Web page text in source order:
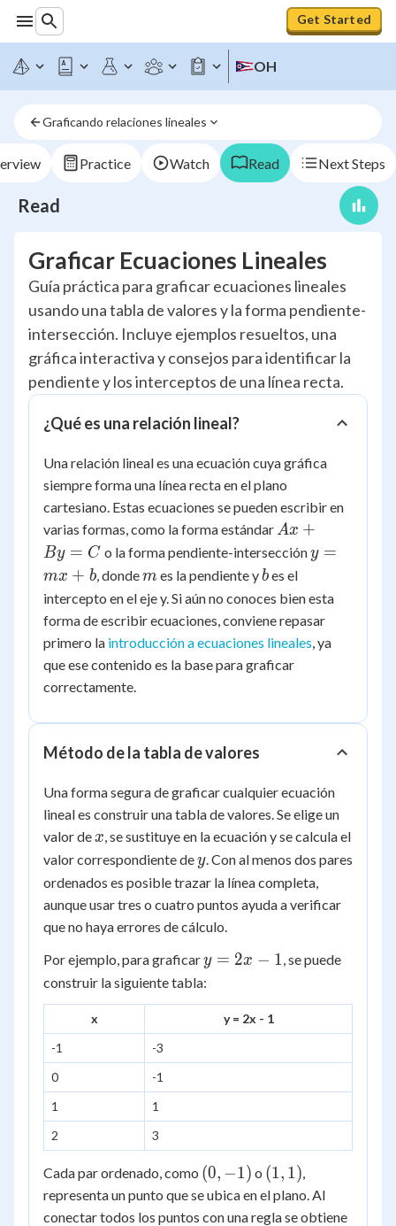
Get Started
OH
Graficando relaciones lineales
Practice Watch Read Next Steps
Read
Graficar Ecuaciones Lineales
Guía práctica para graficar ecuaciones lineales
usando una tabla de valores y la forma pendiente-
intersección. Incluye ejemplos resueltos, una
gráfica interactiva y consejos para identificar la
pendiente y los interceptos de una línea recta.
¿Qué es una relación lineal?
Una relación lineal es una ecuación cuya gráfica
siempre forma una línea recta en el plano
cartesiano. Estas ecuaciones se pueden escribir en
varias formas, como la forma estándar Ax
+
By
C
Ax +
By = C o la forma pendiente-interseccióny
mx
b
y =
mx + b, dondem
m es la pendiente yb
bes el
intercepto en el eje y. Si aún no conoces bien esta
forma de escribir ecuaciones, conviene repasar
primero la introducción a ecuaciones lineales, ya
que ese contenido es la base para graficar
correctamente.
Método de la tabla de valores
Una forma segura de graficar cualquier ecuación
lineal es construir una tabla de valores. Se elige un
valor de x
x, se sustituye en la ecuación y se calcula el
valor correspondiente dey
y. Con al menos dos pares
ordenados es posible trazar la línea completa,
aunque usar tres o cuatro puntos ayuda a verificar
que no haya errores de cálculo.
Por ejemplo, para graficary
=
1
y = 2x − 1, se puede
construir la siguiente tabla:
x
y = 2x - 1
-1
-3
0
-1
1
1
2
3
Cada par ordenado, como (0,
-1)
(0, −1) o (1,
1)
(1, 1),
representa un punto que se ubica en el plano. Al
conectar todos los puntos con una regla se obtiene